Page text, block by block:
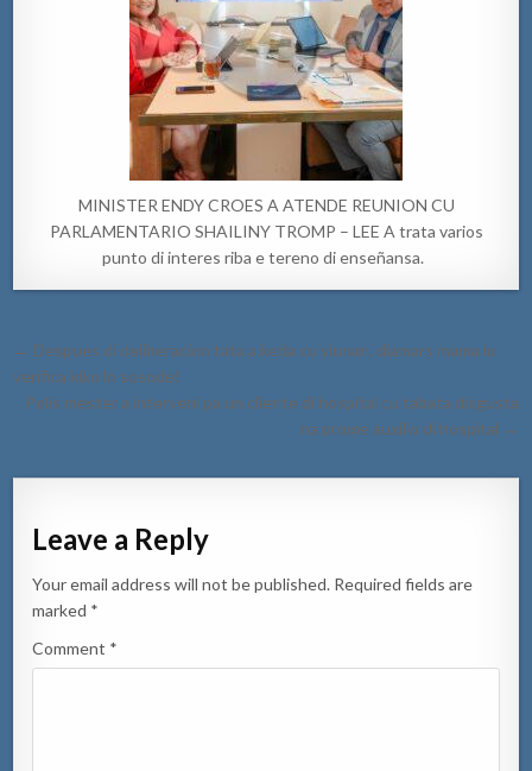
MINISTER ENDY CROES A ATENDE REUNION CU
PARLAMENTARIO SHAILINY TROMP – LEE A trata varios
punto di interes riba e tereno di enseñansa.
Post
navigation
← Despues di deliberacion tata a keda cu yiunan, diamars mama lo
verifica kiko lo sosode!
Polis mester a interveni pa un cliente di hospital cu tabata disgusta
na prome auxilio di hospital →
Leave a Reply
Your email address will not be published. Required fields are
marked *
Comment *